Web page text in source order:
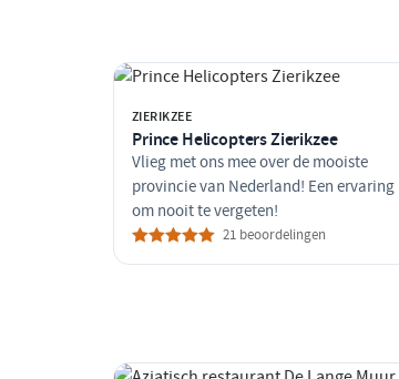
ZIERIKZEE
Prince Helicopters Zierikzee
Vlieg met ons mee over de mooiste
provincie van Nederland! Een ervaring
om nooit te vergeten!
21 beoordelingen